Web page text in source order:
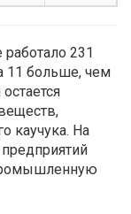
231
11 больше, чем
каучука. На